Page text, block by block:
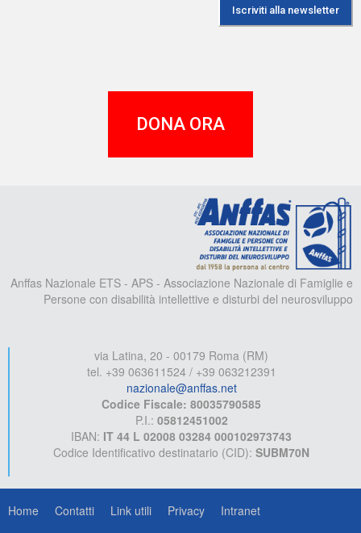
DONA ORA
Anffas Nazionale ETS - APS - Associazione Nazionale di Famiglie e
Persone con disabilità intellettive e disturbi del neurosviluppo
via Latina, 20 - 00179 Roma (RM)
tel. +39 063611524 / +39 063212391
nazionale@anffas.net
Codice Fiscale: 80035790585
P.I.: 05812451002
IBAN: IT 44 L 02008 03284 000102973743
Codice Identificativo destinatario (CID): SUBM70N
Home Contatti Link utili Privacy Intranet